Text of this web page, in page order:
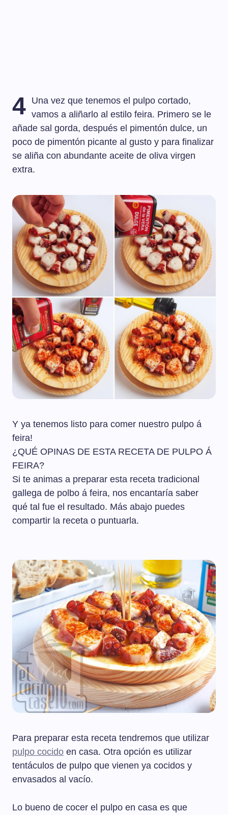
4 Una vez que tenemos el pulpo cortado,
vamos a aliñarlo al estilo feira. Primero se le
añade sal gorda, después el pimentón dulce, un
poco de pimentón picante al gusto y para finalizar
se aliña con abundante aceite de oliva virgen
extra.
Y ya tenemos listo para comer nuestro pulpo á
feira!
¿QUÉ OPINAS DE ESTA RECETA DE PULPO Á
FEIRA?
Si te animas a preparar esta receta tradicional
gallega de polbo á feira, nos encantaría saber
qué tal fue el resultado. Más abajo puedes
compartir la receta o puntuarla.
Para preparar esta receta tendremos que utilizar
pulpo cocido en casa. Otra opción es utilizar
tentáculos de pulpo que vienen ya cocidos y
envasados al vacío.
Lo bueno de cocer el pulpo en casa es que